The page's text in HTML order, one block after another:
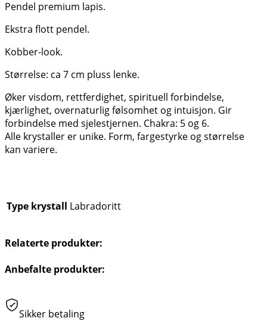
Pendel premium lapis.
Ekstra flott pendel.
Kobber-look.
Størrelse: ca 7 cm pluss lenke.
Øker visdom, rettferdighet, spirituell forbindelse,
kjærlighet, overnaturlig følsomhet og intuisjon. Gir
forbindelse med sjelestjernen. Chakra: 5 og 6.
Alle krystaller er unike. Form, fargestyrke og størrelse
kan variere.
Type krystall Labradoritt
Relaterte produkter:
Anbefalte produkter:
Sikker betaling